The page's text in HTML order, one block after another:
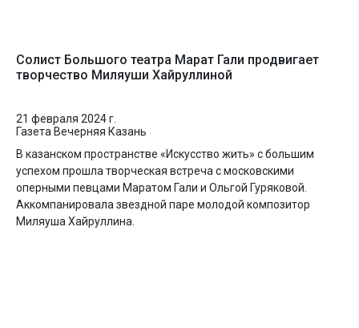
Солист Большого театра Марат Гали продвигает
творчество Миляуши Хайруллиной
21 февраля 2024 г.
Газета Вечерняя Казань
В казанском пространстве «Искусство жить» с большим
успехом прошла творческая встреча с московскими
оперными певцами Маратом Гали и Ольгой Гуряковой.
Аккомпанировала звездной паре молодой композитор
Миляуша Хайруллина.